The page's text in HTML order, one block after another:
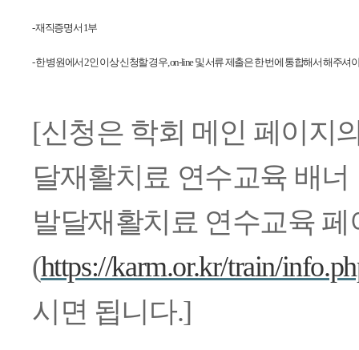
- 재직증명서 1부
- 한 병원에서 2인 이상 신청할 경우, on-line 및 서류 제출은 한 번에 통합해서 해주셔
[신청은 학회 메인 페이지
달재활치료 연수교육 배
발달재활치료 연수교육 페
(https://karm.or.kr/train/
시면 됩니다.]